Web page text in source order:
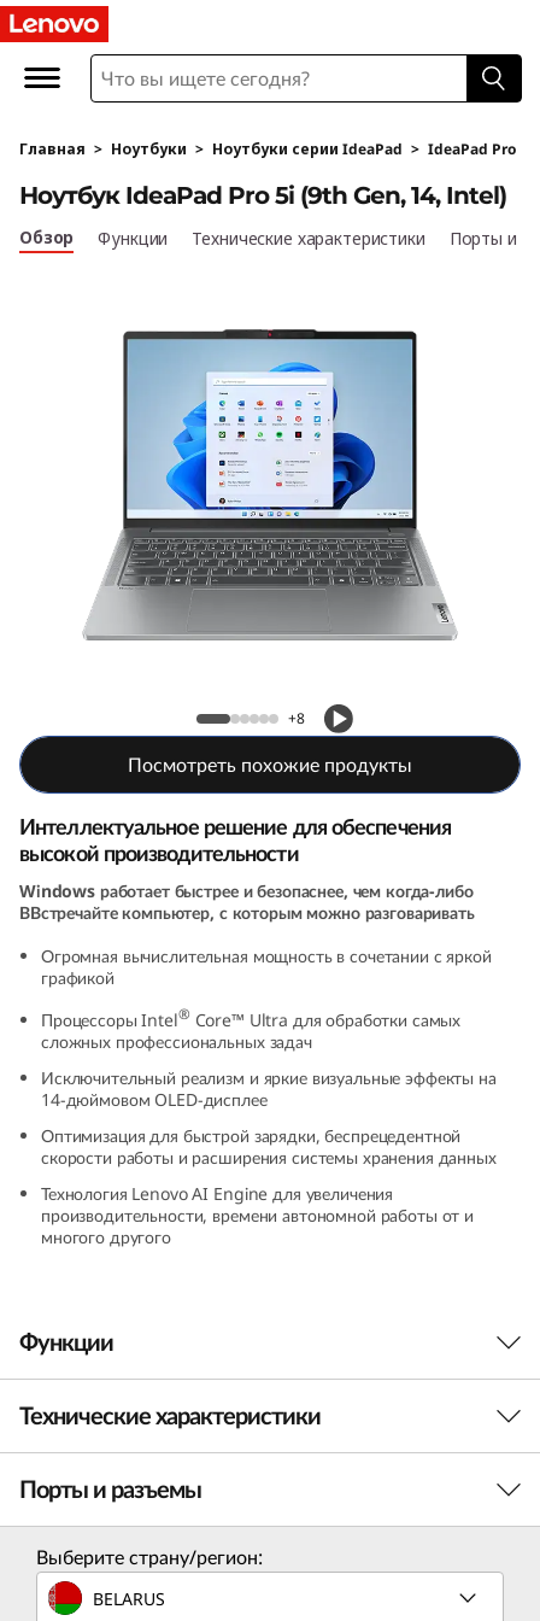
L
n
o
v
5
G
e
n
I
n
e
Главная > Ноутбуки > Ноутбуки серии IdeaPad > IdeaPad Pro
Ноутбук IdeaPad Pro 5i (9th Gen, 14, Intel)
Ноутбук IdeaPad Pro 5i (9th Gen, 14, Intel)
Обзор Функции Технические характеристики Порты и
+8
Посмотреть похожие продукты
Интеллектуальное решение для обеспечения
высокой производительности
Windows работает быстрее и безопаснее, чем когда-либо
ВВстречайте компьютер, с которым можно разговаривать
Огромная вычислительная мощность в сочетании с яркой
графикой
Процессоры Intel® Core™ Ultra для обработки самых
сложных профессиональных задач
Исключительный реализм и яркие визуальные эффекты на
14-дюймовом OLED-дисплее
Оптимизация для быстрой зарядки, беспрецедентной
скорости работы и расширения системы хранения данных
Технология Lenovo AI Engine для увеличения
производительности, времени автономной работы от и
многого другого
Функции
Технические характеристики
ПРОИЗВОДИТЕЛЬНОСТЬ
Процессор
Процессор Intel
Core™ Ultra 9 185H 14-го поколения
Порты и разъемы
Выберите страну/регион:
BELARUS